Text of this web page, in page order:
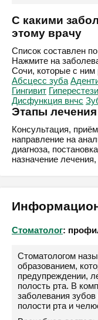
С какими
этому врачу
Список составлен
Нажмите на
Сочи, которые с ним
Абсцесс зуба
Гингивит
Дисфункция внчс
Этапы лечения
Консультация,
направление на
диагноза,
назначение
Стоматолог:
Стоматологом
образованием,
предупреждении,
полость рта. В
заболевания зубов
полости рта и